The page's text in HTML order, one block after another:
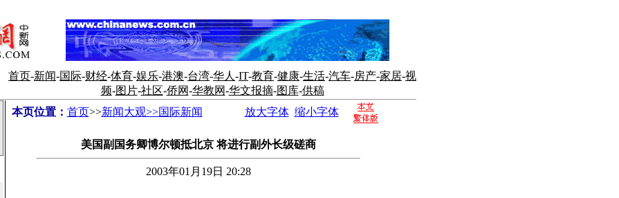
首页-新闻-国际-财经-体育-娱乐-港澳-台湾-华人 -IT-教育-健康-生活-汽车-房产-家居-视
频-图片-社区-侨网-华教网-华文报摘-图库-供稿
本页位置： 首页>>新闻大观>>国际新闻 放大字体 缩小字体
美国副国务卿博尔顿抵北京 将进行副外长级磋商
2003年01月19日 20:28